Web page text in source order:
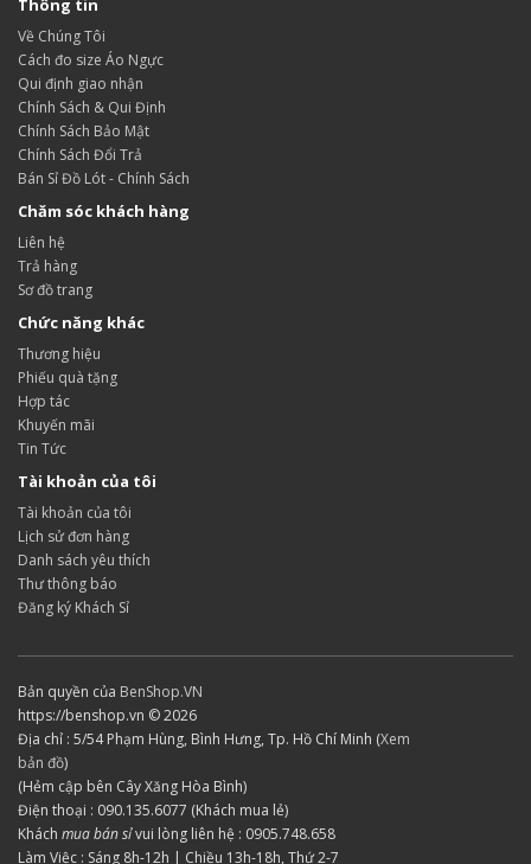
Thông tin
Về Chúng Tôi
Cách đo size Áo Ngực
Qui định giao nhận
Chính Sách & Qui Định
Chính Sách Bảo Mật
Chính Sách Đổi Trả
Bán Sỉ Đồ Lót - Chính Sách
Chăm sóc khách hàng
Liên hệ
Trả hàng
Sơ đồ trang
Chức năng khác
Thương hiệu
Phiếu quà tặng
Hợp tác
Khuyến mãi
Tin Tức
Tài khoản của tôi
Tài khoản của tôi
Lịch sử đơn hàng
Danh sách yêu thích
Thư thông báo
Đăng ký Khách Sỉ
Bản quyền của BenShop.VN
https://benshop.vn © 2026
Địa chỉ : 5/54 Phạm Hùng, Bình Hưng, Tp. Hồ Chí Minh (Xem
bản đồ)
(Hẻm cập bên Cây Xăng Hòa Bình)
Điện thoại : 090.135.6077 (Khách mua lẻ)
Khách mua bán sỉvui lòng liên hệ : 0905.748.658
Làm Việc : Sáng 8h-12h | Chiều 13h-18h, Thứ 2-7